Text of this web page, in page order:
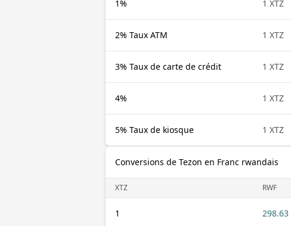
1% 1 XTZ
2% Taux ATM 1 XTZ
3% Taux de carte de crédit 1 XTZ
4% 1 XTZ
5% Taux de kiosque 1 XTZ
Conversions de Tezon en Franc rwandais
XTZ RWF
1 298.63